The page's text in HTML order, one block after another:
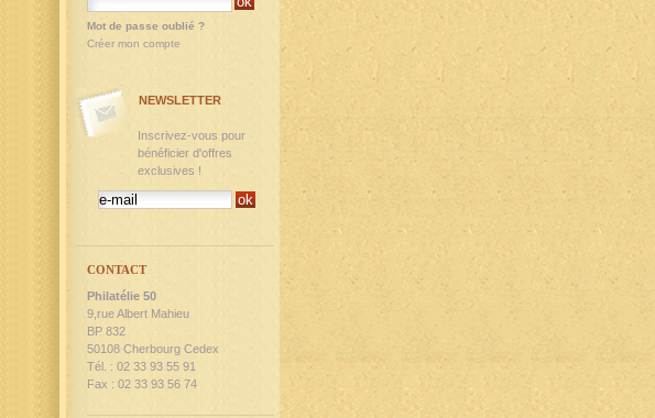
Mot de passe oublié ?
Créer mon compte
NEWSLETTER
Inscrivez-vous pour
bénéficier d'offres
exclusives !
CONTACT
Philatélie 50
9,rue Albert Mahieu
BP 832
50108 Cherbourg Cedex
Tél. : 02 33 93 55 91
Fax : 02 33 93 56 74